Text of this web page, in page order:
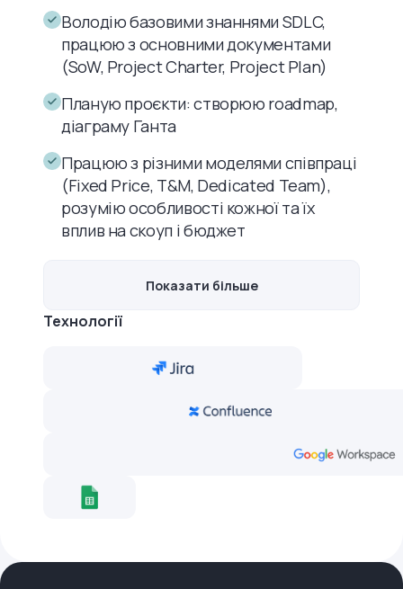
Володію базовими знаннями SDLC,
працюю з основними документами
(SoW, Project Charter, Project Plan)
Планую проєкти: створюю roadmap,
діаграму Ганта
Працюю з різними моделями співпраці
(Fixed Price, T&M, Dedicated Team),
розумію особливості кожної та їх
вплив на скоуп і бюджет
Показати більше
Технології